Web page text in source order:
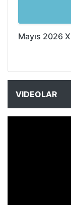
Mayıs 2026
VIDEOLAR